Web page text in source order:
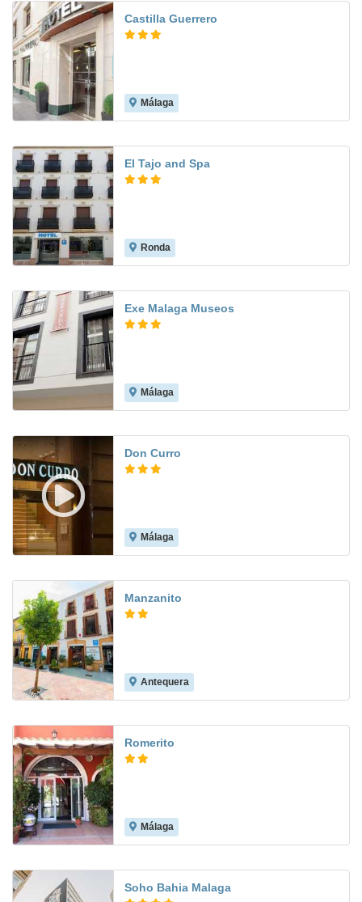
Castilla Guerrero
Málaga
El Tajo and Spa
Ronda
Exe Malaga Museos
Málaga
Don Curro
Málaga
Manzanito
Antequera
Romerito
Málaga
Soho Bahia Malaga